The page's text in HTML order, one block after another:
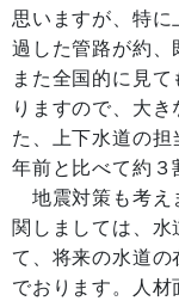
思いますが、特
過した管路が約、
また全国的に見
りますので、大
た、上下水道の
年前と比べて約３
地震対策も考え
関しましては、水
て、将来の水道
でおります。人